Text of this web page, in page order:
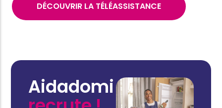
DÉCOUVRIR LA TÉLÉASSISTANCE
Aidadomi